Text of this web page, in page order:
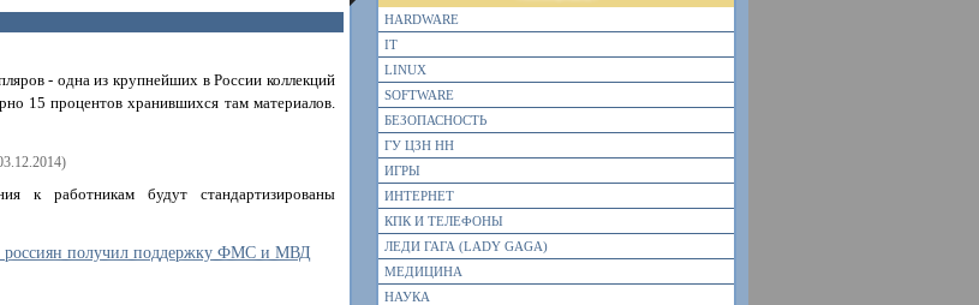
- одна из крупнейших в России коллекций
15 процентов хранившихся там материалов.
к работникам будут стандартизированы
россиян получил поддержку ФМС и МВД
HARDWARE
IT
LINUX
SOFTWARE
БЕЗОПАСНОСТЬ
ГУ ЦЗН НН
ИГРЫ
ИНТЕРНЕТ
КПК И ТЕЛЕФОНЫ
ЛЕДИ ГАГА (LADY GAGA)
МЕДИЦИНА
НАУКА